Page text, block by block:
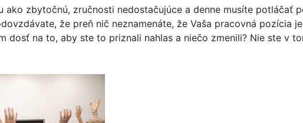
ako zbytočnú, zručnosti nedostačujúce a denne musíte potláčať
že preň nič neznamenáte, že Vaša pracovná pozícia je
dosť na to, aby ste to priznali nahlas a niečo zmenili? Nie ste v